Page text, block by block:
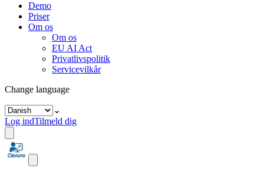
Demo
Priser
Om os
Om os
EU AI Act
Privatlivspolitik
Servicevilkår
Change language
⌄
Log indTilmeld dig